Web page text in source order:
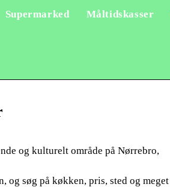
Supermarked Måltidskasser
og kulturelt område på Nørrebro,
og søg på køkken, pris, sted og meget